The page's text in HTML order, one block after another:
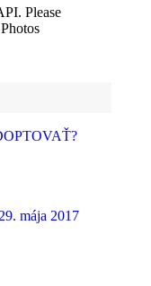
Please
29. mája 2017